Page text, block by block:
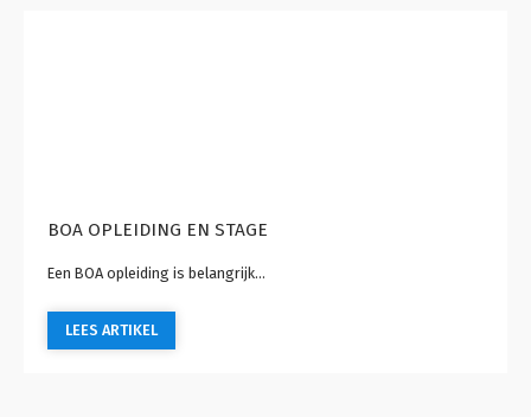
BOA OPLEIDING EN STAGE
Een BOA opleiding is belangrijk...
LEES ARTIKEL